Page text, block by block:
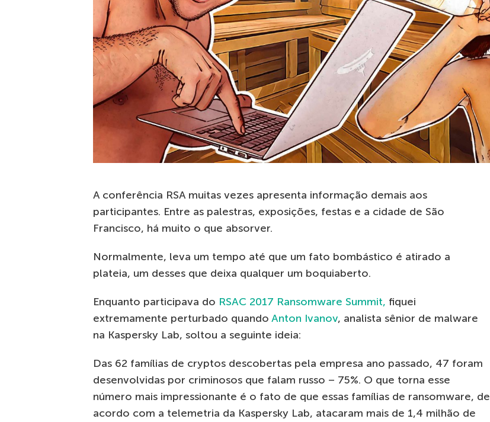
A conferência RSA muitas vezes apresenta informação demais aos
participantes. Entre as palestras, exposições, festas e a cidade de São
Francisco, há muito o que absorver.
Normalmente, leva um tempo até que um fato bombástico é atirado a
plateia, um desses que deixa qualquer um boquiaberto.
Enquanto participava do RSAC 2017 Ransomware Summit, fiquei
extremamente perturbado quando Anton Ivanov, analista sênior de malware
na Kaspersky Lab, soltou a seguinte ideia:
Das 62 famílias de cryptos descobertas pela empresa ano passado, 47 foram
desenvolvidas por criminosos que falam russo – 75%. O que torna esse
número mais impressionante é o fato de que essas famílias de ransomware, de
acordo com a telemetria da Kaspersky Lab, atacaram mais de 1,4 milhão de